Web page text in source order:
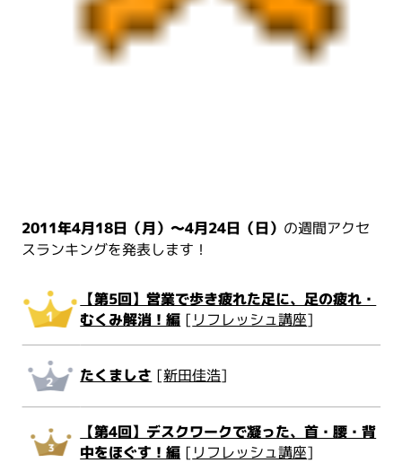
2011年4月18日（月）～4月24日（日） の週間アクセ
スランキングを発表します！
【第5回】営業で歩き疲れた足に、足の疲れ・
むくみ解消！編 [リフレッシュ講座]
たくましさ [新田佳浩]
【第4回】デスクワークで凝った、首・腰・背
中をほぐす！編 [リフレッシュ講座]